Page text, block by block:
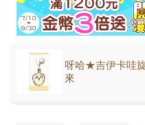
呀哈★吉伊卡哇
來